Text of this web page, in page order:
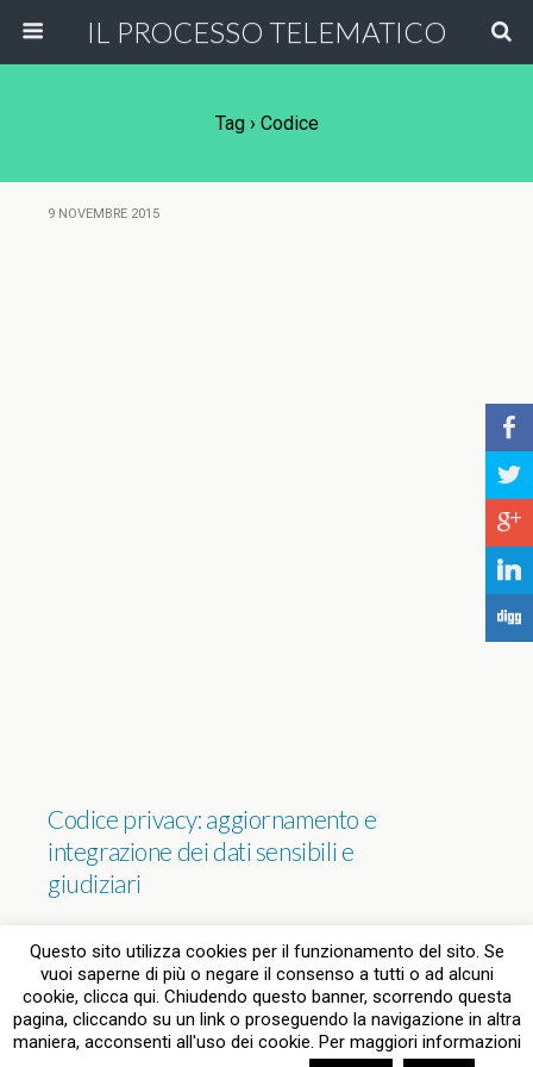
IL PROCESSO TELEMATICO
Tag › Codice
9 NOVEMBRE 2015
Codice privacy: aggiornamento e
integrazione dei dati sensibili e
giudiziari
Torna su
Questo sito utilizza cookies per il funzionamento del sito. Se
vuoi saperne di più o negare il consenso a tutti o ad alcuni
cookie, clicca qui. Chiudendo questo banner, scorrendo questa
pagina, cliccando su un link o proseguendo la navigazione in altra
maniera, acconsenti all'uso dei cookie. Per maggiori informazioni
b
a
c
j
F